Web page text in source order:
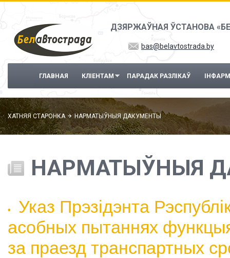
Перайсці да асноўнага змесціва
ДЗЯРЖАЎНАЯ ЎСТАНОВА
bas@belavtostrada.by
ГЛАВНАЯ КЛІЕНТАМ ПАРАДАК РАЗЛІКАЎ
ХАТНЯЯ СТАРОНКА НАРМАТЫЎНЫЯ ДАКУМЕНТЫ
НАРМАТЫЎНЫЯ
Указ Прэзідэнта
асобных пытаннях
за праезд транспартных